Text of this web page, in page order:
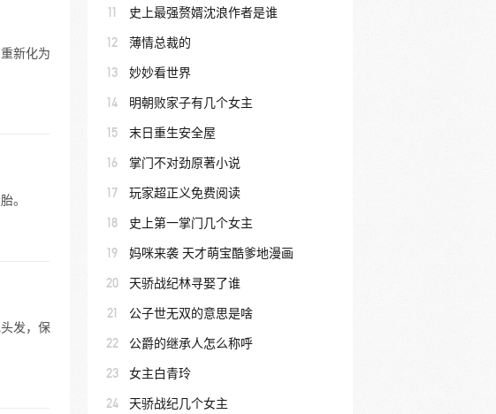
新化为
。
发，保
11 史上最强赘婿沈浪作者是谁
12 薄情总裁的
13 妙妙看世界
14 明朝败家子有几个女主
15 末日重生安全屋
16 掌门不对劲原著小说
17 玩家超正义免费阅读
18 史上第一掌门几个女主
19 妈咪来袭 天才萌宝酷爹地漫画
20 天骄战纪林寻娶了谁
21 公子世无双的意思是啥
22 公爵的继承人怎么称呼
23 女主白青玲
24 天骄战纪几个女主